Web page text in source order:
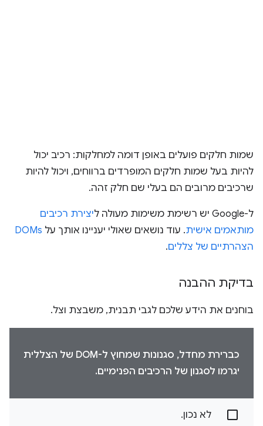
שמות חלקים פועלים באופן דומה למחלקות: רכיב יכול
להיות בעל שמות חלקים המופרדים ברווחים, ויכול להיות
שרכיבים מרובים הם בעלי שם חלק זהה.
ל-Google יש רשימת משימות מעולה ל
יצירת רכיבים
מותאמים אישית. עוד נושאים שאולי יעניינו אותך על DOMs
הצהרתיים של צללים.
בדיקת ההבנה
בוחנים את הידע שלכם לגבי תבנית, משבצת וצל.
כברירת מחדל, סגנונות שמחוץ ל-DOM של הצללית
יגרמו לסגנון של הרכיבים הפנימיים.
לא נכון.